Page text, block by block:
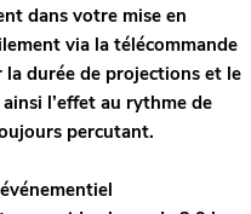
dans votre mise en
via la télécommande
durée de projections et le
l’effet au rythme de
percutant.